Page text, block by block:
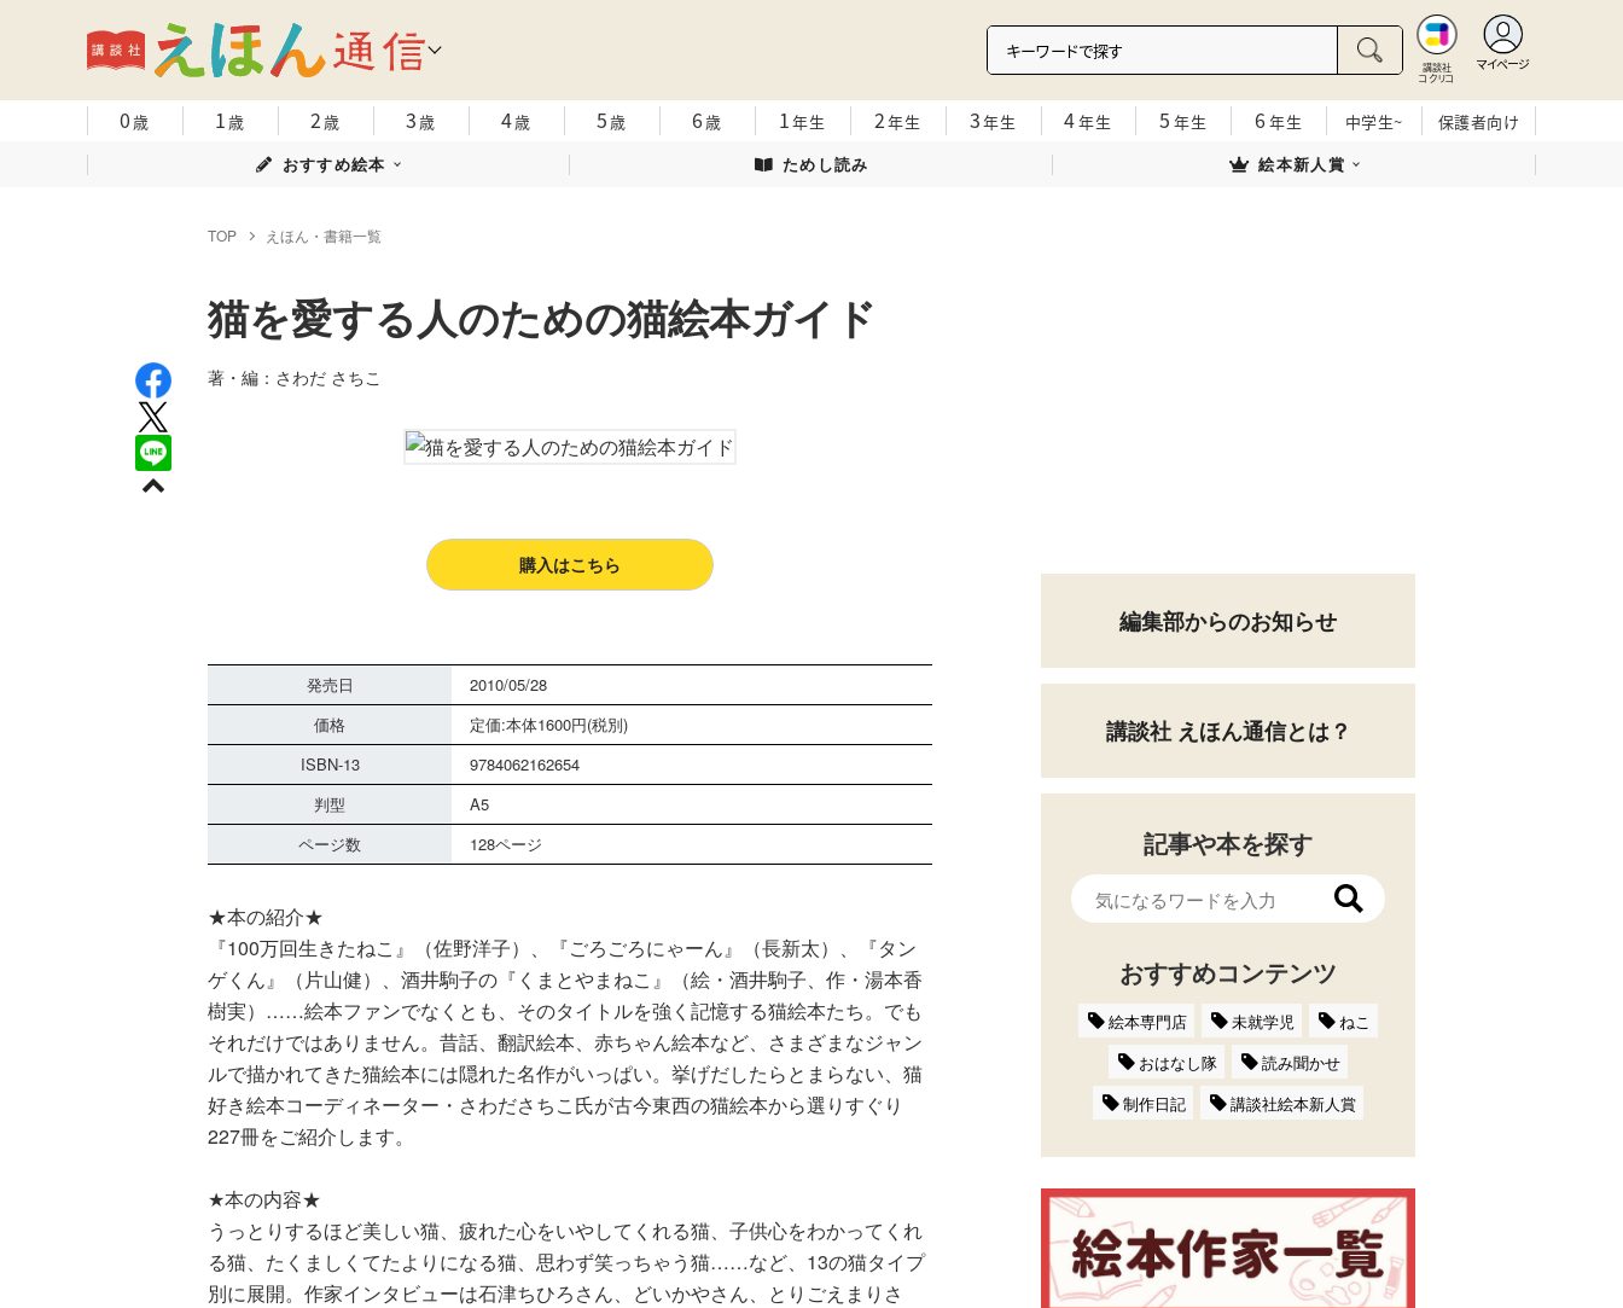
講談社
コクリコ
マイページ
0歳 1歳 2歳 3歳 4歳 5歳 6歳 1年生 2年生 3年生 4年生 5 年生 6 年生 中学生~
保護者向け
おすすめ絵本
ためし読み 絵本新人賞
TOP えほん・書籍一覧
猫を愛する人のための猫絵本ガイド
著・編：さわだ さちこ
購入はこちら
発売日
2010/05/28
価格
定価:本体1600円(税別)
ISBN-13
9784062162654
判型
A5
ページ数
128ページ
★本の紹介★
『100万回生きたねこ』（佐野洋子）、『ごろごろにゃーん』（長新太）、『タン
ゲくん』（片山健）、酒井駒子の『くまとやまねこ』（絵・酒井駒子、作・湯本香
樹実）……絵本ファンでなくとも、そのタイトルを強く記憶する猫絵本たち。でも
それだけではありません。昔話、翻訳絵本、赤ちゃん絵本など、さまざまなジャン
ルで描かれてきた猫絵本には隠れた名作がいっぱい。挙げだしたらとまらない、猫
好き絵本コーディネーター・さわださちこ氏が古今東西の猫絵本から選りすぐり
227冊をご紹介します。
★本の内容★
うっとりするほど美しい猫、疲れた心をいやしてくれる猫、子供心をわかってくれ
る猫、たくましくてたよりになる猫、思わず笑っちゃう猫……など、13の猫タイプ
別に展開。作家インタビューは石津ちひろさん、どいかやさん、とりごえまりさ
編集部からのお知らせ
講談社 えほん通信とは？
記事や本を探す
おすすめコンテンツ
絵本専門店 未就学児
ねこ
おはなし隊
読み聞かせ
制作日記
講談社絵本新人賞